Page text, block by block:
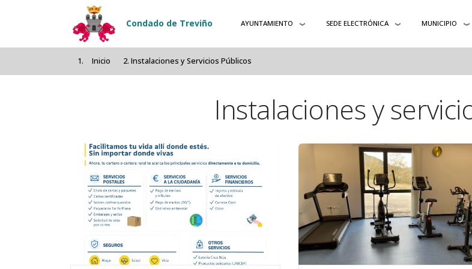
Pasar al contenido principal
Condado de Treviño AYUNTAMIENTO SEDE ELECTRÓNICA MUNICIPIO
Inicio Instalaciones y Servicios Públicos
Instalaciones y